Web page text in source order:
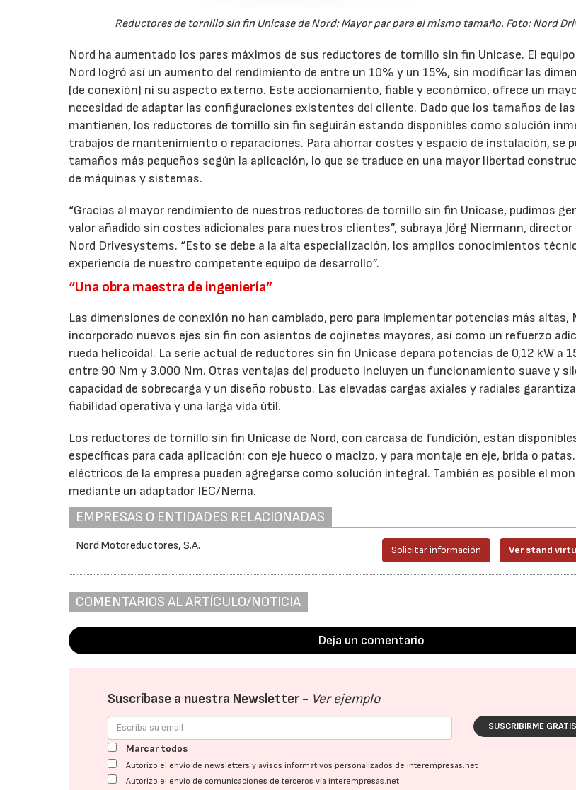
Reductores de tornillo sin fin Unicase de Nord: Mayor par para el mismo tamaño. Foto: Nord
Nord ha aumentado los pares máximos de sus reductores de tornillo sin fin Unicase. El
Nord logró así un aumento del rendimiento de entre un 10% y un 15%, sin modificar las
(de conexión) ni su aspecto externo. Este accionamiento, fiable y económico, ofrece un
necesidad de adaptar las configuraciones existentes del cliente. Dado que los tamaños de
mantienen, los reductores de tornillo sin fin seguirán estando disponibles como solución
trabajos de mantenimiento o reparaciones. Para ahorrar costes y espacio de instalación, se
tamaños más pequeños según la aplicación, lo que se traduce en una mayor libertad
de máquinas y sistemas.
“Gracias al mayor rendimiento de nuestros reductores de tornillo sin fin Unicase, pudimos
valor añadido sin costes adicionales para nuestros clientes”, subraya Jörg Niermann,
Nord Drivesystems. “Esto se debe a la alta especialización, los amplios conocimientos
experiencia de nuestro competente equipo de desarrollo”.
“Una obra maestra de ingeniería”
Las dimensiones de conexión no han cambiado, pero para implementar potencias más altas,
incorporado nuevos ejes sin fin con asientos de cojinetes mayores, así como un refuerzo
rueda helicoidal. La serie actual de reductores sin fin Unicase depara potencias de 0,12 kW a
entre 90 Nm y 3.000 Nm. Otras ventajas del producto incluyen un funcionamiento suave y
capacidad de sobrecarga y un diseño robusto. Las elevadas cargas axiales y radiales
fiabilidad operativa y una larga vida útil.
Los reductores de tornillo sin fin Unicase de Nord, con carcasa de fundición, están
específicas para cada aplicación: con eje hueco o macizo, y para montaje en eje, brida o
eléctricos de la empresa pueden agregarse como solución integral. También es posible el
mediante un adaptador IEC/Nema.
EMPRESAS O ENTIDADES RELACIONADAS
Nord Motoreductores, S.A. Solicitar información Ver stand
COMENTARIOS AL ARTÍCULO/NOTICIA
Deja un comentario
Suscríbase a nuestra Newsletter - Ver ejemplo
SUSCRIBIRME GRATIS
Marcar todos
Autorizo el envío de newsletters y avisos informativos personalizados de interempresas.net
Autorizo el envío de comunicaciones de terceros vía interempresas.net
22/07/2026